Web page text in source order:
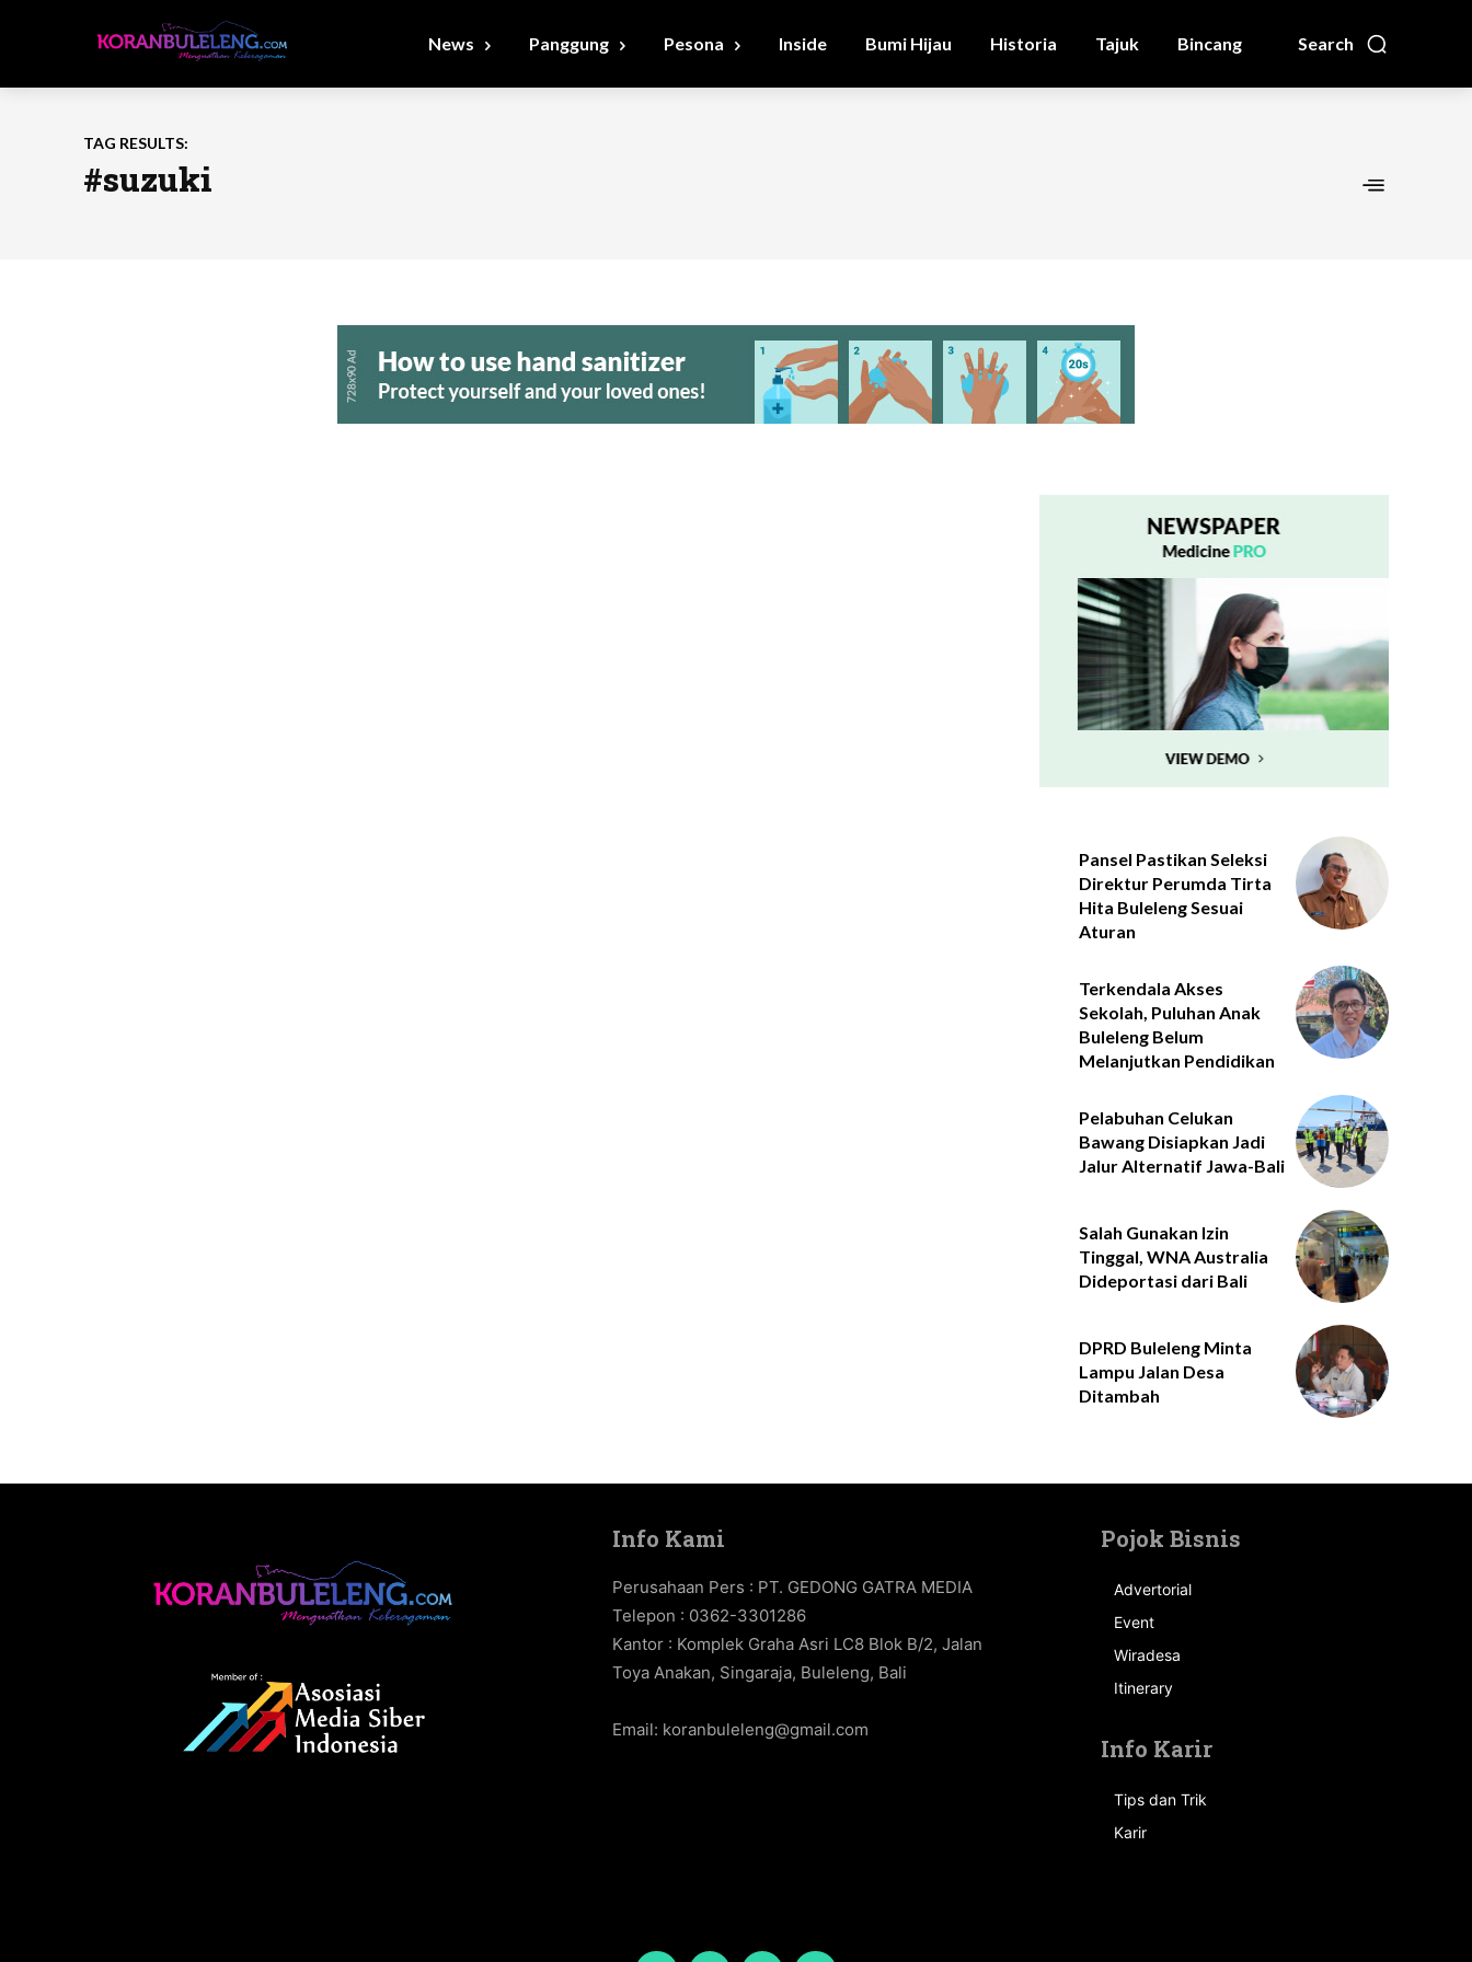
Search
News Panggung Pesona Inside Bumi Hijau Historia Tajuk Bincang
TAG RESULTS:
#suzuki
Pansel Pastikan Seleksi
Direktur Perumda Tirta
Hita Buleleng Sesuai
Aturan
Terkendala Akses
Sekolah, Puluhan Anak
Buleleng Belum
Melanjutkan Pendidikan
Pelabuhan Celukan
Bawang Disiapkan Jadi
Jalur Alternatif Jawa-Bali
Salah Gunakan Izin
Tinggal, WNA Australia
Dideportasi dari Bali
DPRD Buleleng Minta
Lampu Jalan Desa
Ditambah
Info Kami
Perusahaan Pers : PT. GEDONG GATRA MEDIA
Telepon : 0362-3301286
Kantor : Komplek Graha Asri LC8 Blok B/2, Jalan
Toya Anakan, Singaraja, Buleleng, Bali
Email: koranbuleleng@gmail.com
Pojok Bisnis
Advertorial
Event
Wiradesa
Itinerary
Info Karir
Tips dan Trik
Karir